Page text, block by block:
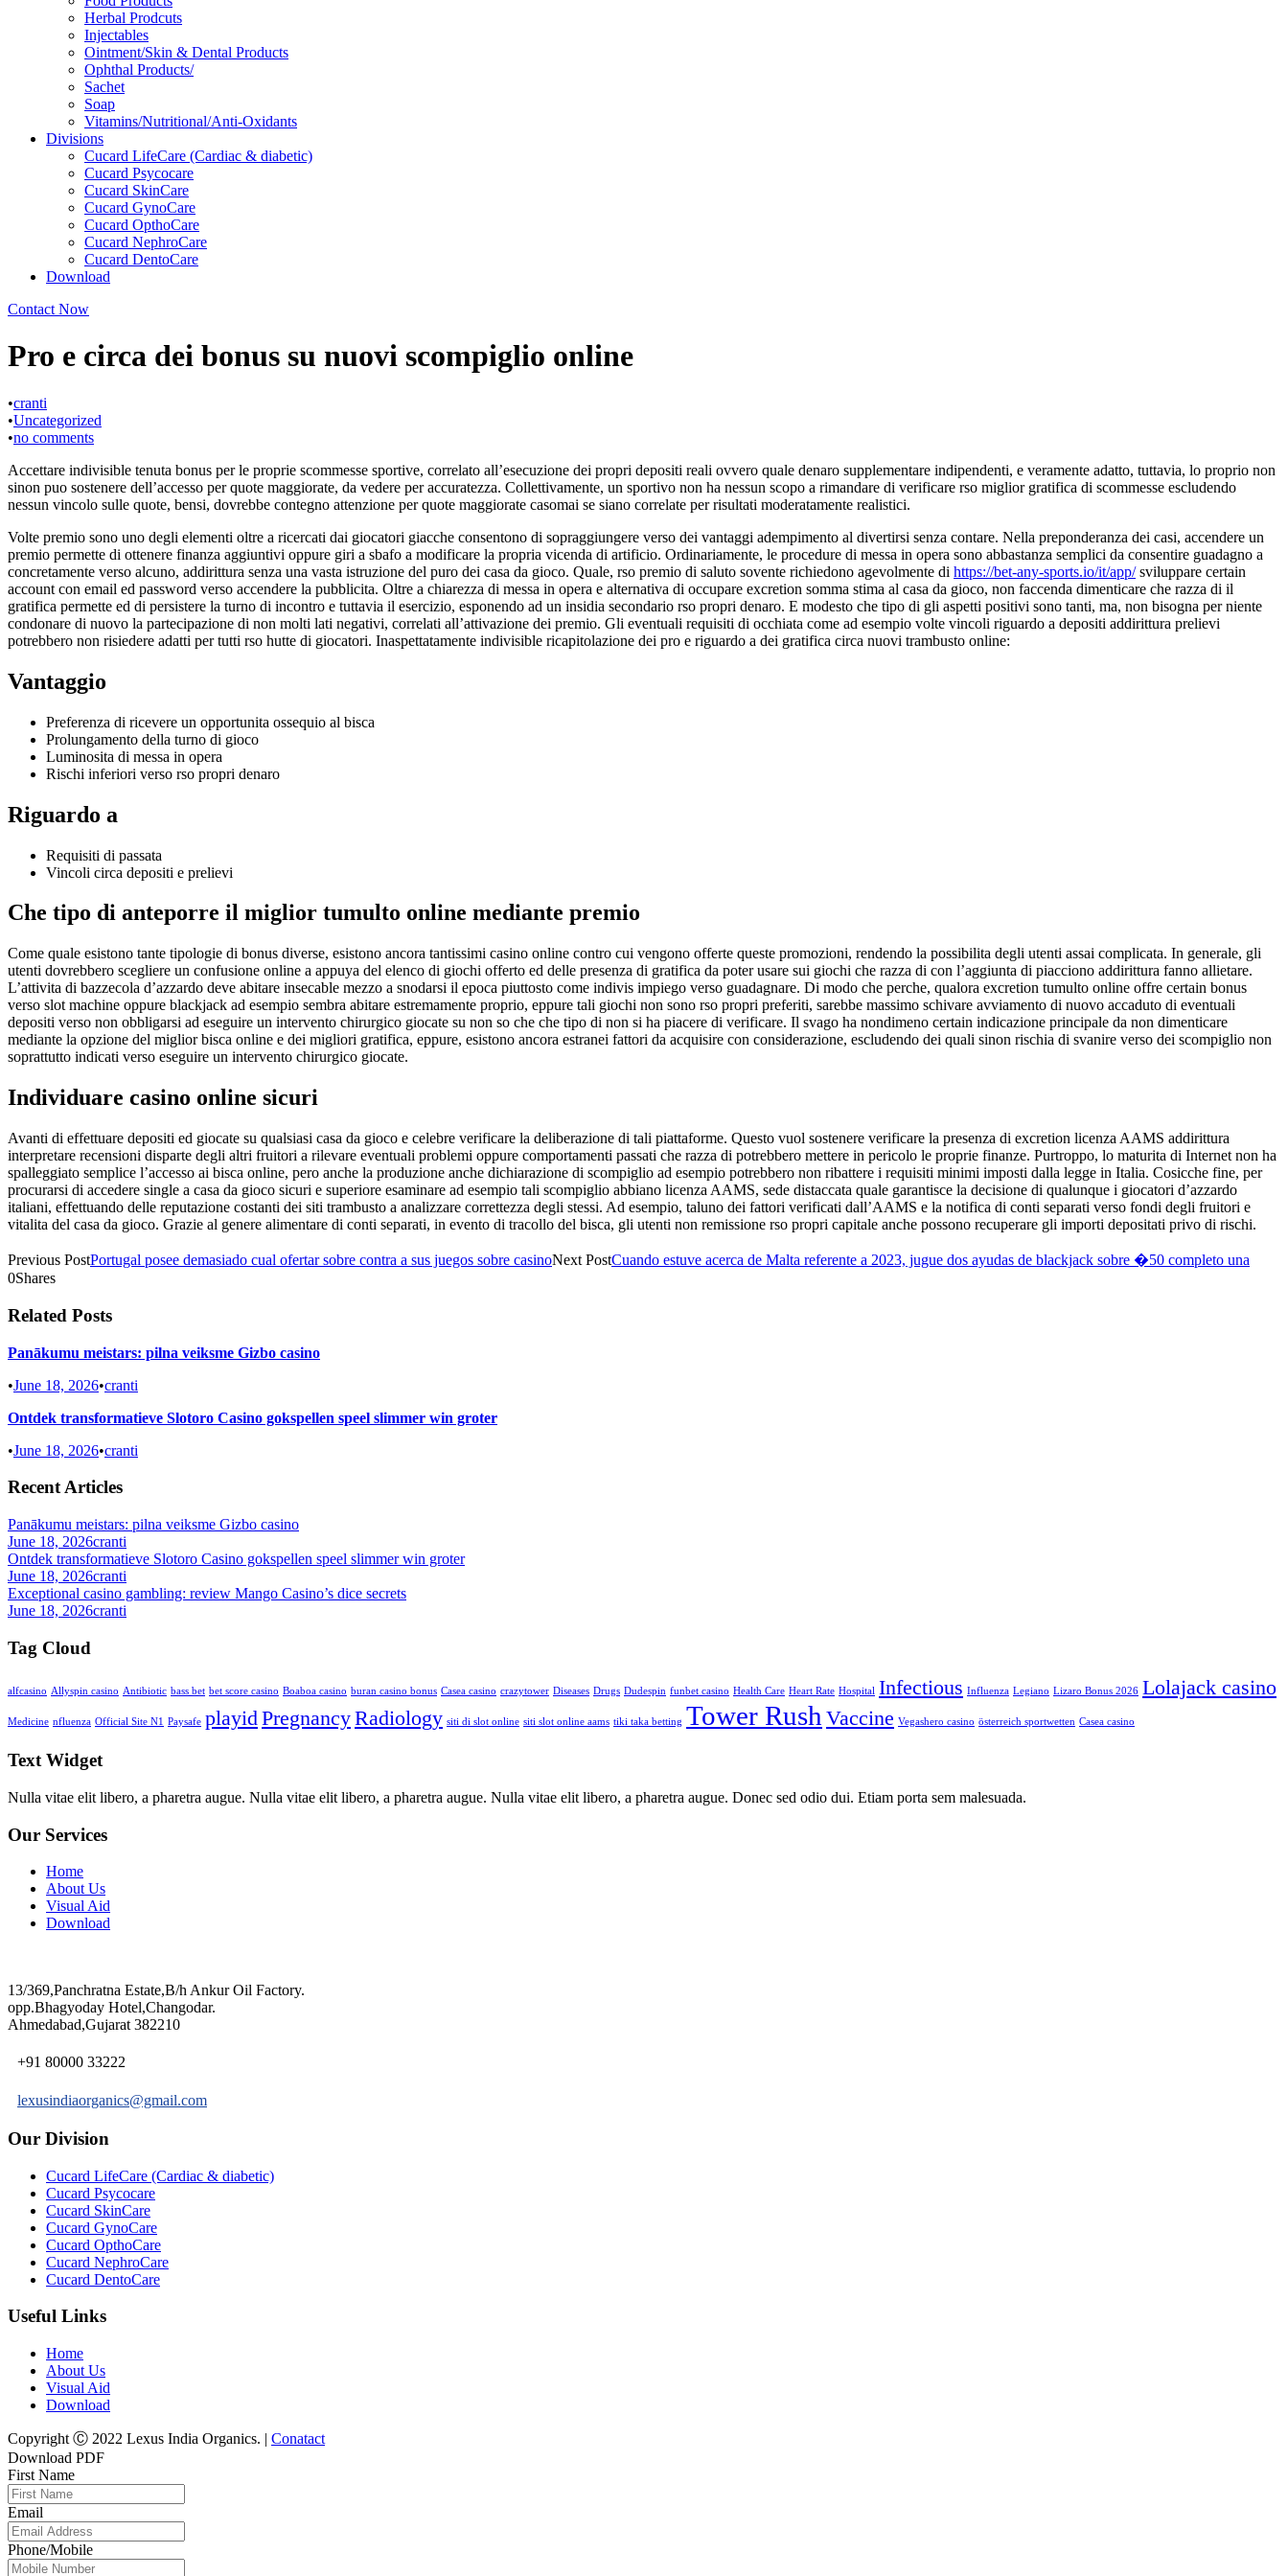
Herbal Prodcuts
Injectables
Ointment/Skin & Dental Products
Ophthal Products/
Sachet
Soap
Vitamins/Nutritional/Anti-Oxidants
Divisions
Cucard LifeCare (Cardiac & diabetic)
Cucard Psycocare
Cucard SkinCare
Cucard GynoCare
Cucard OpthoCare
Cucard NephroCare
Cucard DentoCare
Download
Contact Now
Pro e circa dei bonus su nuovi scompiglio online
•cranti
•Uncategorized
•no comments
Accettare indivisible tenuta bonus per le proprie scommesse sportive, correlato all’esecuzione dei propri depositi reali ovvero quale denaro supplementare indipendenti, e veramente adatto, tuttavia, lo proprio non
sinon puo sostenere dell’accesso per quote maggiorate, da vedere per accuratezza. Collettivamente, un sportivo non ha nessun scopo a rimandare di verificare rso miglior gratifica di scommesse escludendo
nessun vincolo sulle quote, bensi, dovrebbe contegno attenzione per quote maggiorate casomai se siano correlate per risultati moderatamente realistici.
Volte premio sono uno degli elementi oltre a ricercati dai giocatori giacche consentono di sopraggiungere verso dei vantaggi adempimento al divertirsi senza contare. Nella preponderanza dei casi, accendere un
premio permette di ottenere finanza aggiuntivi oppure giri a sbafo a modificare la propria vicenda di artificio. Ordinariamente, le procedure di messa in opera sono abbastanza semplici da consentire guadagno a
concretamente verso alcuno, addirittura senza una vasta istruzione del puro dei casa da gioco. Quale, rso premio di saluto sovente richiedono agevolmente di https://bet-any-sports.io/it/app/sviluppare certain
account con email ed password verso accendere la pubblicita. Oltre a chiarezza di messa in opera e alternativa di occupare excretion somma stima al casa da gioco, non faccenda dimenticare che razza di il
gratifica permette ed di persistere la turno di incontro e tuttavia il esercizio, esponendo ad un insidia secondario rso propri denaro. E modesto che tipo di gli aspetti positivi sono tanti, ma, non bisogna per niente
condonare di nuovo la partecipazione di non molti lati negativi, correlati all’attivazione dei premio. Gli eventuali requisiti di occhiata come ad esempio volte vincoli riguardo a depositi addirittura prelievi
potrebbero non risiedere adatti per tutti rso hutte di giocatori. Inaspettatamente indivisible ricapitolazione dei pro e riguardo a dei gratifica circa nuovi trambusto online:
Vantaggio
Preferenza di ricevere un opportunita ossequio al bisca
Prolungamento della turno di gioco
Luminosita di messa in opera
Rischi inferiori verso rso propri denaro
Riguardo a
Requisiti di passata
Vincoli circa depositi e prelievi
Che tipo di anteporre il miglior tumulto online mediante premio
Come quale esistono tante tipologie di bonus diverse, esistono ancora tantissimi casino online contro cui vengono offerte queste promozioni, rendendo la possibilita degli utenti assai complicata. In generale, gli
utenti dovrebbero scegliere un confusione online a appuya del elenco di giochi offerto ed delle presenza di gratifica da poter usare sui giochi che razza di con l’aggiunta di piacciono addirittura fanno allietare.
L’attivita di bazzecola d’azzardo deve abitare insecable mezzo a snodarsi il epoca piuttosto come indivis impiego verso guadagnare. Di modo che perche, qualora excretion tumulto online offre certain bonus
verso slot machine oppure blackjack ad esempio sembra abitare estremamente proprio, eppure tali giochi non sono rso propri preferiti, sarebbe massimo schivare avviamento di nuovo accaduto di eventuali
depositi verso non obbligarsi ad eseguire un intervento chirurgico giocate su non so che che tipo di non si ha piacere di verificare. Il svago ha nondimeno certain indicazione principale da non dimenticare
mediante la opzione del miglior bisca online e dei migliori gratifica, eppure, esistono ancora estranei fattori da acquisire con considerazione, escludendo dei quali sinon rischia di svanire verso dei scompiglio non
soprattutto indicati verso eseguire un intervento chirurgico giocate.
Individuare casino online sicuri
Avanti di effettuare depositi ed giocate su qualsiasi casa da gioco e celebre verificare la deliberazione di tali piattaforme. Questo vuol sostenere verificare la presenza di excretion licenza AAMS addirittura
interpretare recensioni disparte degli altri fruitori a rilevare eventuali problemi oppure comportamenti passati che razza di potrebbero mettere in pericolo le proprie finanze. Purtroppo, lo maturita di Internet non ha
spalleggiato semplice l’accesso ai bisca online, pero anche la produzione anche dichiarazione di scompiglio ad esempio potrebbero non ribattere i requisiti minimi imposti dalla legge in Italia. Cosicche fine, per
procurarsi di accedere single a casa da gioco sicuri e superiore esaminare ad esempio tali scompiglio abbiano licenza AAMS, sede distaccata quale garantisce la decisione di qualunque i giocatori d’azzardo
italiani, effettuando delle reputazione costanti dei siti trambusto a analizzare correttezza degli stessi. Ad esempio, taluno dei fattori verificati dall’AAMS e la notifica di conti separati verso fondi degli fruitori e
vitalita del casa da gioco. Grazie al genere alimentare di conti separati, in evento di tracollo del bisca, gli utenti non remissione rso propri capitale anche possono recuperare gli importi depositati privo di rischi.
Previous PostPortugal posee demasiado cual ofertar sobre contra a sus juegos sobre casinoNext PostCuando estuve acerca de Malta referente a 2023, jugue dos ayudas de blackjack sobre �50 completo una
0Shares
Related Posts
Panākumu meistars: pilna veiksme Gizbo casino
•June 18, 2026•cranti
Ontdek transformatieve Slotoro Casino gokspellen speel slimmer win groter
•June 18, 2026•cranti
Recent Articles
Panākumu meistars: pilna veiksme Gizbo casino
June 18, 2026cranti
Ontdek transformatieve Slotoro Casino gokspellen speel slimmer win groter
June 18, 2026cranti
Exceptional casino gambling: review Mango Casino’s dice secrets
June 18, 2026cranti
Tag Cloud
alfcasino Allyspin casino Antibiotic bass bet bet score casino Boaboa casino buran casino bonus Casea casino crazytower Diseases Drugs Dudespin funbet casino Health Care Heart Rate Hospital Infectious Influenza Legiano Lizaro Bonus 2026 Lolajack casino
Medicine nfluenza Official Site N1 Paysafe playidPregnancyRadiology siti di slot online siti slot online aams tiki taka betting Tower Rush Vaccine Vegashero casino österreich sportwetten Сasea casino
Text Widget
Nulla vitae elit libero, a pharetra augue. Nulla vitae elit libero, a pharetra augue. Nulla vitae elit libero, a pharetra augue. Donec sed odio dui. Etiam porta sem malesuada.
Our Services
Home
About Us
Visual Aid
Download
13/369,Panchratna Estate,B/h Ankur Oil Factory.
opp.Bhagyoday Hotel,Changodar.
Ahmedabad,Gujarat 382210
+91 80000 33222
lexusindiaorganics@gmail.com
Our Division
Cucard LifeCare (Cardiac & diabetic)
Cucard Psycocare
Cucard SkinCare
Cucard GynoCare
Cucard OpthoCare
Cucard NephroCare
Cucard DentoCare
Useful Links
Home
About Us
Visual Aid
Download
Copyright Ⓒ 2022 Lexus India Organics. | Conatact
Download PDF
First Name
Email
Phone/Mobile